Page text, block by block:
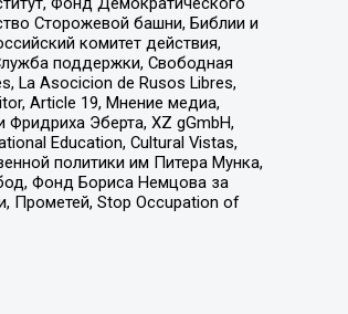
Сторожевой башни, Библии и
комитет действия,
поддержки, Свободная
La Asocicion de Rusos Libres,
Article 19, Мнение медиа,
Эберта, XZ gGmbH,
Education, Cultural Vistas,
политики им Питера Мунка,
Фонд Бориса Немцова за
Прометей, Stop Occupation of